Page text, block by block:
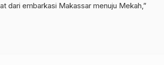
dari embarkasi Makassar menuju Mekah,”